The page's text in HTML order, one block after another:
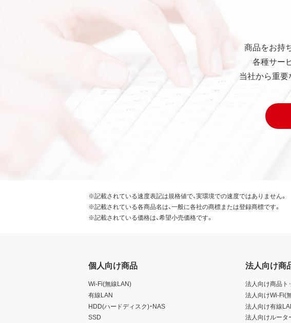
商品をお持
各種サー
当社から重要
※記載されている速度表記は規格値で、実環境での速度ではありません。
※記載されている各商品名は、一般に各社の商標または登録商標です。
※記載されている価格は、希望小売価格です。
個人向け商品
Wi-Fi(無線LAN)
有線LAN
HDD(ハードディスク)・NAS
SSD
法人向け商
法人向け商品ト
法人向けWi-Fi(
法人向け有線
法人向けルータ